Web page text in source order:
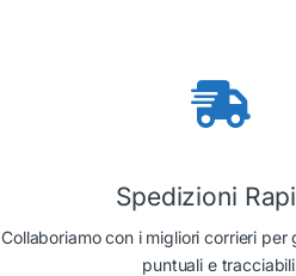
Spedizioni
Collaboriamo con i migliori corrieri per
puntuali e